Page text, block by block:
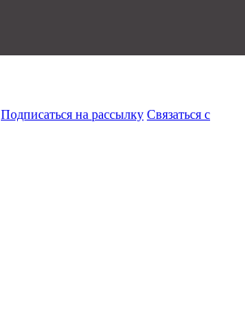
Подписаться на рассылку Связаться с